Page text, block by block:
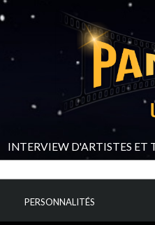
INTERVIEW D'ARTISTES ET
PERSONNALITÉS